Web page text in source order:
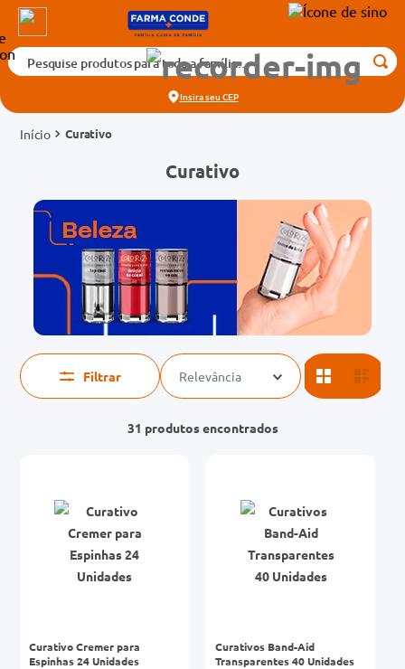
Pesquise produtos para toda a família...
Termos mais buscados
2º
fralda
º
rosuvastatina 20mg
dipirona
vitamina d
º
tadalafila 20mg
9º
10
Insira seu CEP
Curativo
Curativo
Filtrar Relevância
31 produtos
Curativo Cremer para
Espinhas 24 Unidades
Curativos Band-Aid
Transparentes 40 Unidades